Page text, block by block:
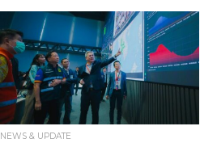
หลวง และทุกพื้นที่ทั่วไทย
NEWS & UPDATE